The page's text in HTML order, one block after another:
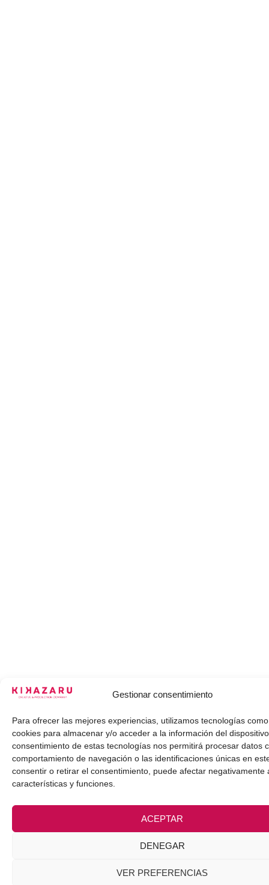
Gestionar consentimiento
Para ofrecer las mejores experiencias, utilizamos tecnologías
cookies para almacenar y/o acceder a la información del
consentimiento de estas tecnologías nos permitirá procesar datos
comportamiento de navegación o las identificaciones únicas en
consentir o retirar el consentimiento, puede afectar negativamente
características y funciones.
ACEPTAR
DENEGAR
VER PREFERENCIAS